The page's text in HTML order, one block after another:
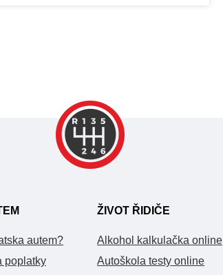
autem?
poplatky
ŽIVOT ŘIDIČE
Alkohol kalkulačka online
Autoškola testy online